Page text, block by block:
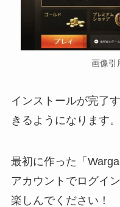
画像引
インストールが完了
きるようになります。
最初に作った「
アカウントでログイ
楽しんでください！